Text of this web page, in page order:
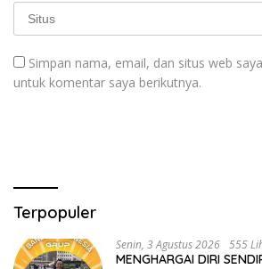
Simpan nama, email, dan situs web
untuk komentar saya berikutnya.
Terpopuler
Senin, 3 Agustus 2026 555
MENGHARGAI DIRI